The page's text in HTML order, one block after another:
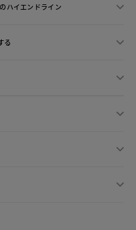
ハイエンドライン
る